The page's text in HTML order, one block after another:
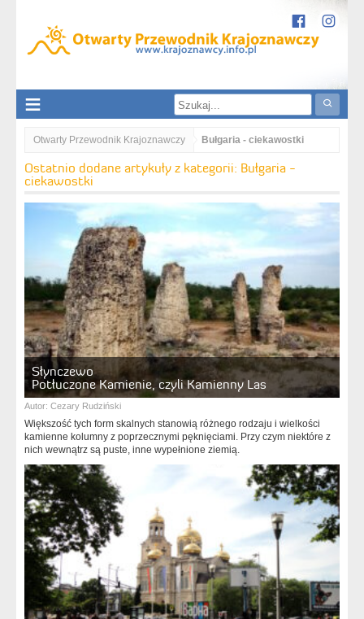
Otwarty Przewodnik Krajoznawczy Bułgaria - ciekawostki
Ostatnio dodane artykuły z kategorii: Bułgaria -
ciekawostki
Słynczewo
Potłuczone Kamienie, czyli Kamienny Las
Autor: Cezary Rudziński
Większość tych form skalnych stanowią różnego rodzaju i wielkości
kamienne kolumny z poprzecznymi pęknięciami. Przy czym niektóre z
nich wewnątrz są puste, inne wypełnione ziemią.